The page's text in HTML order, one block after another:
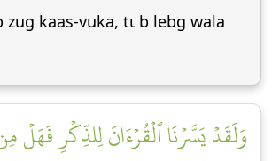
kaas-vuka, tɩ b lebg wala
وَلَقَدۡ يَسَّرۡنَا ٱلۡقُرۡءَانَ لِلذِّكۡرِ فَهَلۡ